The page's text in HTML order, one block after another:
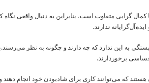
کمال گرایی متفاوت است، بنابراین به دنبال واقعی
ندارند.
بستگی به این ندارد که چه دارند و چگونه به نظر
برخوردارند.
هستند که می‌توانند کاری برای شادبودن خود انجام دهند